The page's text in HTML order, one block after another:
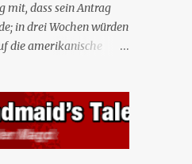
mit, dass sein Antrag
in drei Wochen würden
die amerikanische
an den
teilnehmen kann, aber
Kommandanten